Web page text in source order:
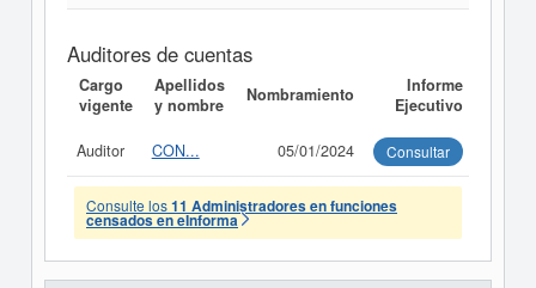
Auditores de cuentas
Cargo
vigente
Apellidos
y nombre
Nombramiento
Informe
Ejecutivo
Auditor CON... 05/01/2024 Consultar
Consulte los11 Administradores en funciones
censados en eInforma